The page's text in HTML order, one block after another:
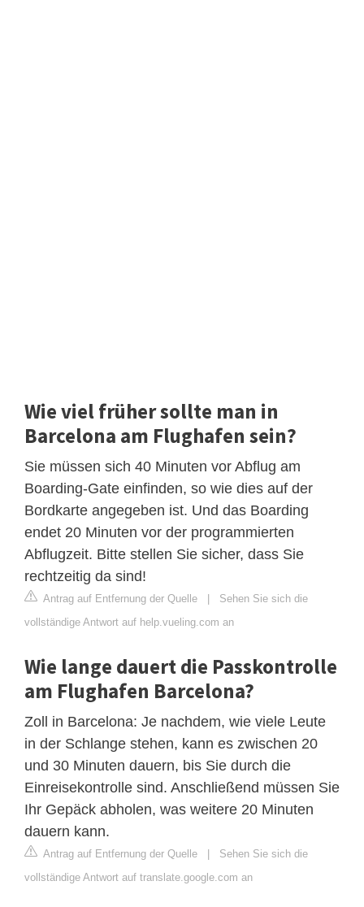
Wie viel früher sollte man in
Barcelona am Flughafen sein?
Sie müssen sich 40 Minuten vor Abflug am
Boarding-Gate einfinden, so wie dies auf der
Bordkarte angegeben ist. Und das Boarding
endet 20 Minuten vor der programmierten
Abflugzeit. Bitte stellen Sie sicher, dass Sie
rechtzeitig da sind!
Antrag auf Entfernung der Quelle | Sehen Sie sich die
vollständige Antwort auf help.vueling.com an
Wie lange dauert die Passkontrolle
am Flughafen Barcelona?
Zoll in Barcelona: Je nachdem, wie viele Leute
in der Schlange stehen, kann es zwischen 20
und 30 Minuten dauern, bis Sie durch die
Einreisekontrolle sind. Anschließend müssen Sie
Ihr Gepäck abholen, was weitere 20 Minuten
dauern kann.
Antrag auf Entfernung der Quelle | Sehen Sie sich die
vollständige Antwort auf translate.google.com an